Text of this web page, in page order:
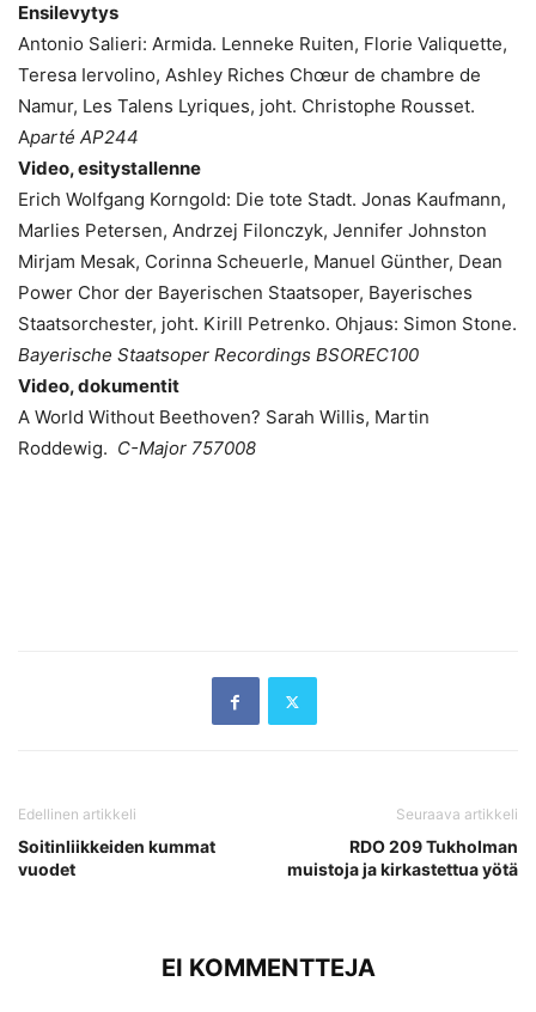
Ensilevytys
Antonio Salieri: Armida. Lenneke Ruiten, Florie Valiquette,
Teresa Iervolino, Ashley Riches Chœur de chambre de
Namur, Les Talens Lyriques, joht. Christophe Rousset.
Aparté AP244
Video, esitystallenne
Erich Wolfgang Korngold: Die tote Stadt. Jonas Kaufmann,
Marlies Petersen, Andrzej Filonczyk, Jennifer Johnston
Mirjam Mesak, Corinna Scheuerle, Manuel Günther, Dean
Power Chor der Bayerischen Staatsoper, Bayerisches
Staatsorchester, joht. Kirill Petrenko. Ohjaus: Simon Stone.
Bayerische Staatsoper Recordings BSOREC100
Video, dokumentit
A World Without Beethoven? Sarah Willis, Martin
Roddewig. C-Major 757008
Edellinen artikkeli
Soitinliikkeiden kummat
vuodet
Seuraava artikkeli
RDO 209 Tukholman
muistoja ja kirkastettua yötä
EI KOMMENTTEJA